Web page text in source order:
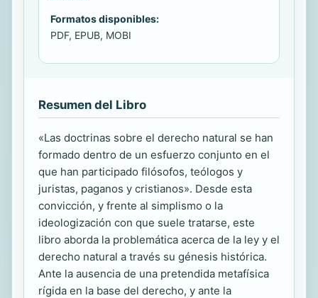
Formatos disponibles:
PDF, EPUB, MOBI
Resumen del Libro
«Las doctrinas sobre el derecho natural se han
formado dentro de un esfuerzo conjunto en el
que han participado filósofos, teólogos y
juristas, paganos y cristianos». Desde esta
convicción, y frente al simplismo o la
ideologización con que suele tratarse, este
libro aborda la problemática acerca de la ley y el
derecho natural a través su génesis histórica.
Ante la ausencia de una pretendida metafísica
rígida en la base del derecho, y ante la